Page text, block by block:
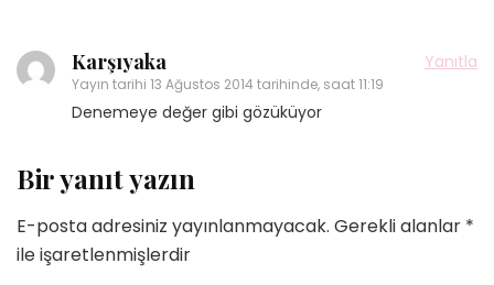
Karşıyaka
Yayın tarihi 13 Ağustos 2014 tarihinde, saat 11:19
Yanıtla
Denemeye değer gibi gözüküyor
Bir yanıt yazın
E-posta adresiniz yayınlanmayacak. Gerekli alanlar *
ile işaretlenmişlerdir